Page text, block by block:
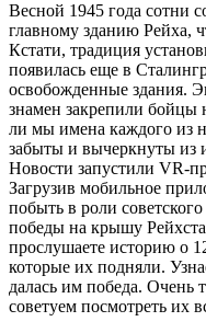
Весной 1945 года сотни
главному зданию Рейха,
Кстати, традиция
появилась еще в
освобожденные здания.
знамен закрепили бойцы
ли мы имена каждого из
забыты и вычеркнуты
Новости запустили VR-
Загрузив мобильное
побыть в роли
победы на крышу
прослушаете историю о
которые их подняли.
далась им победа. Очень
советуем посмотреть их